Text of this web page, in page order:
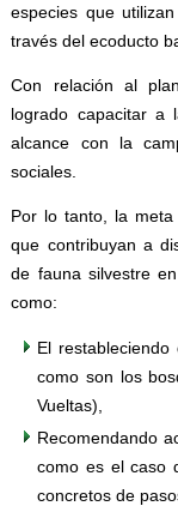
especies que
través del ecoducto
Con relación al
logrado capacitar a
alcance con la
sociales.
Por lo tanto, la
que contribuyan a
de fauna silvestre
como:
El
como son los
Vueltas),
Recomendando
como es el caso
concretos de